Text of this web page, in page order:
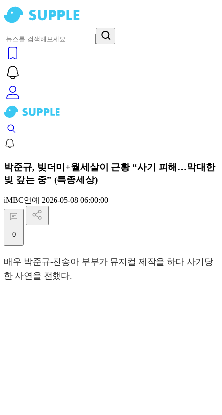
박준규, 빚더미+월세살이 근황 “사기 피해…막대한
빚 갚는 중” (특종세상)
iMBC연예 2026-05-08 06:00:00
0
배우 박준규-진송아 부부가 뮤지컬 제작을 하다 사기당
한 사연을 전했다.